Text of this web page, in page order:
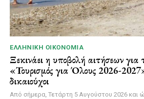
ΕΛΛΗΝΙΚΉ ΟΙΚΟΝΟΜΊΑ
Ξεκινάει η υποβολή αιτήσεων
«Τουρισμός για Όλους 2026-
δικαιούχοι
Από σήμερα, Τετάρτη 5 Αυγούστου 2026 και